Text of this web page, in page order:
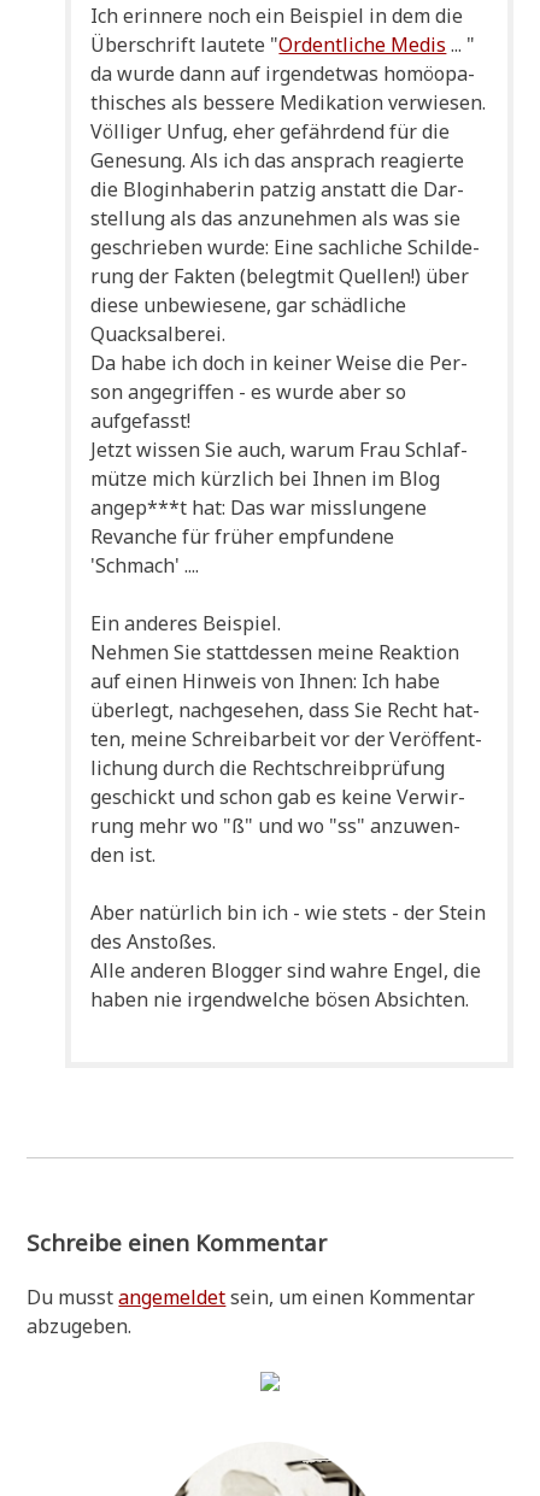
Ich erin­ne­re noch ein Bei­spiel in dem die
Über­schrift lau­te­te "Ordent­li­che Medis ... "
da wur­de dann auf irgend­et­was homöo­pa­
thi­sches als bes­se­re Medi­ka­ti­on ver­wie­sen.
Völ­li­ger Unfug, eher gefähr­dend für die
Gene­sung. Als ich das ansprach reagier­te
die Blo­g­in­ha­be­rin pat­zig anstatt die Dar­
stel­lung als das anzu­neh­men als was sie
geschrie­ben wur­de: Eine sach­li­che Schil­de­
rung der Fak­ten (belegt­mit Quel­len!) über
die­se unbe­wie­se­ne, gar schäd­li­che
Quacksalberei.
Da habe ich doch in kei­ner Wei­se die Per­
son ange­grif­fen - es wur­de aber so
aufgefasst!
Jetzt wis­sen Sie auch, war­um Frau Schlaf­
müt­ze mich kürz­lich bei Ihnen im Blog
angep***t hat: Das war miss­lun­ge­ne
Revan­che für frü­her emp­fun­de­ne
'Schmach' ....
Ein ande­res Beispiel.
Neh­men Sie statt­des­sen mei­ne Reak­ti­on
auf einen Hin­weis von Ihnen: Ich habe
über­legt, nach­ge­se­hen, dass Sie Recht hat­
ten, mei­ne Schreib­ar­beit vor der Ver­öf­fent­
li­chung durch die Recht­schreib­prü­fung
geschickt und schon gab es kei­ne Ver­wir­
rung mehr wo "ß" und wo "ss" anzu­wen­
den ist.
Aber natür­lich bin ich - wie stets - der Stein
des Anstoßes.
Alle ande­ren Blog­ger sind wah­re Engel, die
haben nie irgend­wel­che bösen Absichten.
Schreibe einen Kommentar
Du musstangemeldetsein, um einen Kommentar
abzugeben.